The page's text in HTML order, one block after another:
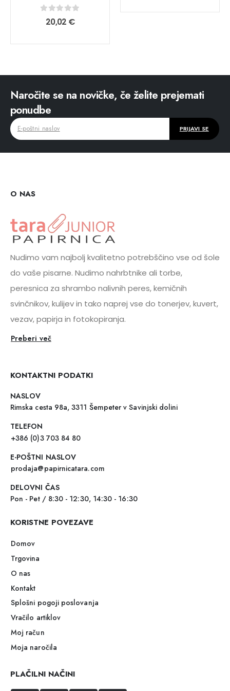
out of 5
20,02 €
Naročite se na novičke, če želite prejemati
ponudbe
O NAS
Nudimo vam najbolj kvalitetno potrebščino vse od šole
do vaše pisarne. Nudimo nahrbtnike ali torbe,
peresnica za shrambo nalivnih peres, kemičnih
svinčnikov, kulijev in tako naprej vse do tonerjev, kuvert,
vezav, papirja in fotokopiranja.
Preberi več
KONTAKTNI PODATKI
NASLOV
Rimska cesta 98a, 3311 Šempeter v Savinjski dolini
TELEFON
+386 (0)3 703 84 80
E-POŠTNI NASLOV
prodaja@papirnicatara.com
DELOVNI ČAS
Pon - Pet / 8:30 - 12:30, 14:30 - 16:30
KORISTNE POVEZAVE
Domov
Trgovina
O nas
Kontakt
Splošni pogoji poslovanja
Vračilo artiklov
Moj račun
Moja naročila
PLAČILNI NAČINI